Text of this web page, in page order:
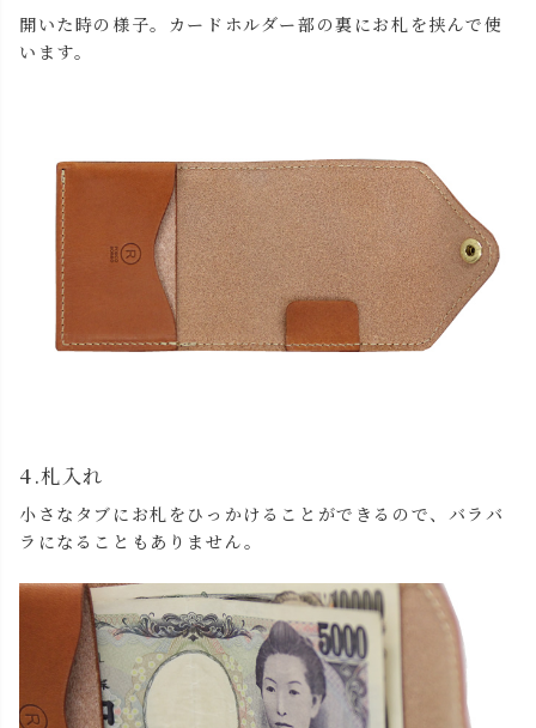
開いた時の様子。カードホルダー部の裏にお札を挟んで使
います。
4.札入れ
小さなタブにお札をひっかけることができるので、バラバ
ラになることもありません。